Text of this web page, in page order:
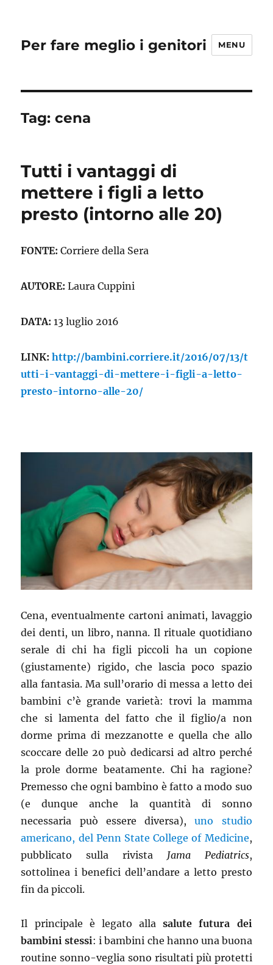
Per fare meglio i genitori MENU
Tag:cena
Tutti i vantaggi di
mettere i figli a letto
presto (intorno alle 20)
FONTE: Corriere della Sera
AUTORE: Laura Cuppini
DATA: 13 luglio 2016
LINK:http://bambini.corriere.it/2016/07/13/t
utti-i-vantaggi-di-mettere-i-figli-a-letto-
presto-intorno-alle-20/
Cena, eventualmente cartoni animati, lavaggio
dei denti, un libro, nanna. Il rituale quotidiano
serale di chi ha figli piccoli ha un copione
(giustamente) rigido, che lascia poco spazio
alla fantasia. Ma sull’orario di messa a letto dei
bambini c’è grande varietà: trovi la mamma
che si lamenta del fatto che il figlio/a non
dorme prima di mezzanotte e quella che allo
scoccare delle 20 può dedicarsi ad altro perché
la prole dorme beatamente. Chi ha ragione?
Premesso che ogni bambino è fatto a modo suo
(e dunque anche la quantità di sonno
necessaria può essere diversa),uno studio
americano, del Penn State College of Medicine,
pubblicato sulla rivista Jama Pediatrics,
sottolinea i benefici dell’andare a letto presto
fin da piccoli.
Il principale è legato allasalute futura dei
bambini stessi: i bambini che hanno una buona
routine sonno-veglia sono risultati più protetti